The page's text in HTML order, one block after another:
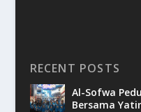
RECENT POSTS
Al-Sofwa
Bersama